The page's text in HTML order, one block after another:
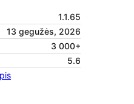
1.1.65
13 gegužės, 2026
3 000+
5.6